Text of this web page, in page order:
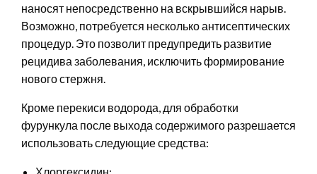
наносят непосредственно на вскрывшийся нарыв.
Возможно, потребуется несколько антисептических
процедур. Это позволит предупредить развитие
рецидива заболевания, исключить формирование
нового стержня.
Кроме перекиси водорода, для обработки
фурункула после выхода содержимого разрешается
использовать следующие средства: